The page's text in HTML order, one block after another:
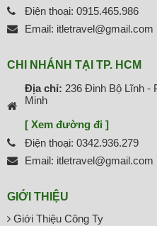
Điện thoại: 0915.465.986
Email: itletravel@gmail.com
CHI NHÁNH TẠI TP. HCM
Địa chỉ: 236 Đinh Bộ Lĩnh -
Minh
[ Xem đường đi ]
Điện thoại: 0342.936.279
Email: itletravel@gmail.com
GIỚI THIỆU
Giới Thiệu Công Ty